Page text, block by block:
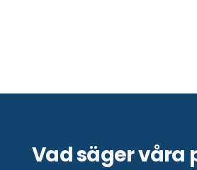
Vad säger våra